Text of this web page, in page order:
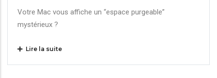
Votre Mac vous affiche un “espace purgeable”
mystérieux ?
Lire la suite